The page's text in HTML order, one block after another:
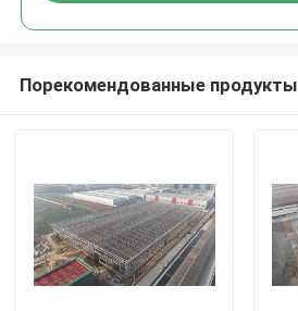
Порекомендованные продукты